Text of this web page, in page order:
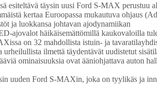
esiteltävä täysin uusi Ford S-MAX perustuu
kertaa Euroopassa mukautuva ohjaus
ja luokkansa johtavan ajodynamiikan
ajovalot häikäisemättömillä kaukovaloilla
on 32 mahdollista istuin- ja
urheilullista ilmettä täydentävät uudistetut
ominaisuuksia ovat ääniohjattava auton
uuden Ford S-MAXin, joka on tyylikäs ja